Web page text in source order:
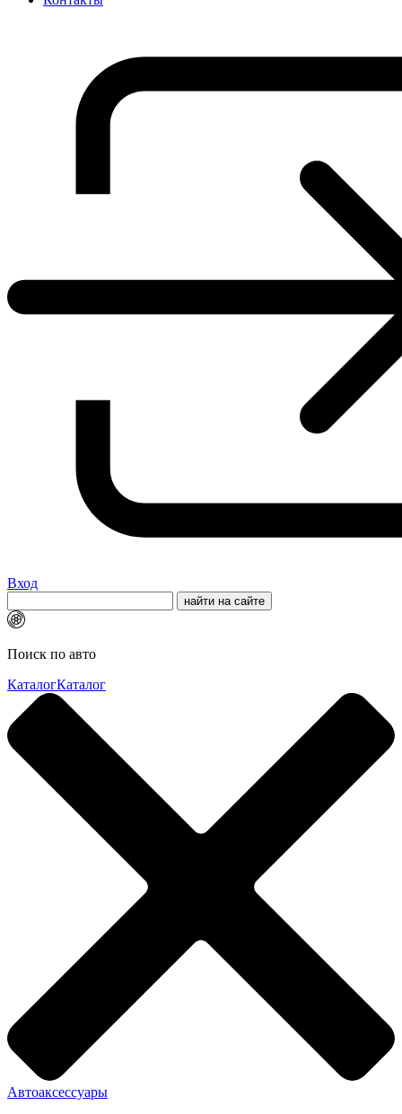
Вход
Поиск по авто
КаталогКаталог
Автоаксессуары